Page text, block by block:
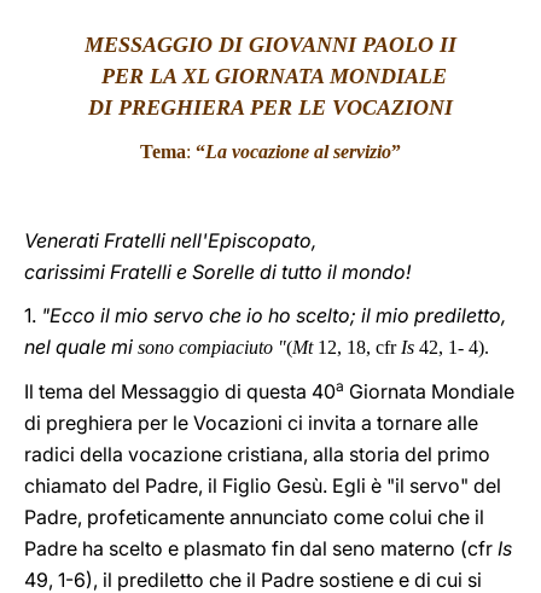
MESSAGGIO DI GIOVANNI PAOLO II
PER LA XL GIORNATA MONDIALE
DI PREGHIERA PER LE VOCAZIONI
Tema: “La vocazione al servizio”
Venerati Fratelli nell'Episcopato,
carissimi Fratelli e Sorelle di tutto il mondo!
1. "Ecco il mio servo che io ho scelto; il mio prediletto,
nel quale mi sono compiaciuto "(Mt 12, 18, cfr Is 42, 1- 4).
Il tema del Messaggio di questa 40a Giornata Mondiale
di preghiera per le Vocazioni ci invita a tornare alle
radici della vocazione cristiana, alla storia del primo
chiamato del Padre, il Figlio Gesù. Egli è "il servo" del
Padre, profeticamente annunciato come colui che il
Padre ha scelto e plasmato fin dal seno materno (cfr Is
49, 1-6), il prediletto che il Padre sostiene e di cui si